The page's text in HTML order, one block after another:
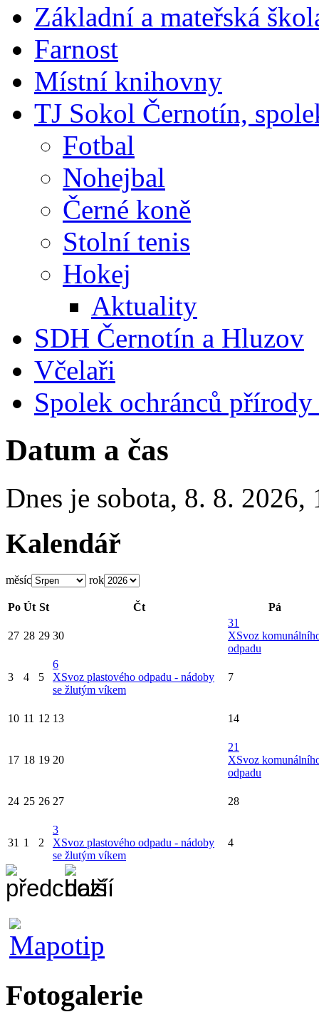
Základní a mateřská
Farnost
Místní knihovny
TJ Sokol Černotín,
Fotbal
Nohejbal
Černé koně
Stolní tenis
Hokej
Aktuality
SDH Černotín a Hluzov
Včelaři
Spolek ochránců
Datum a čas
Dnes je sobota, 8. 8. 2026,
Kalendář
měsíc rok
Po Út St Čt Pá
27 28 29 30
31
XSvoz
odpadu
3 4 5
6
XSvoz plastového odpadu - nádoby
se žlutým víkem
7
10 11 12 13 14
17 18 19 20
21
XSvoz
odpadu
24 25 26 27 28
31 1 2
3
XSvoz plastového odpadu - nádoby
se žlutým víkem
4
Fotogalerie